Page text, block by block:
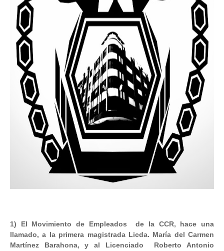
1) El Movimiento de Empleados de la CCR, hace una
llamado, a la primera magistrada Licda. María del Carmen
Martínez Barahona, y al Licenciado Roberto Antonio